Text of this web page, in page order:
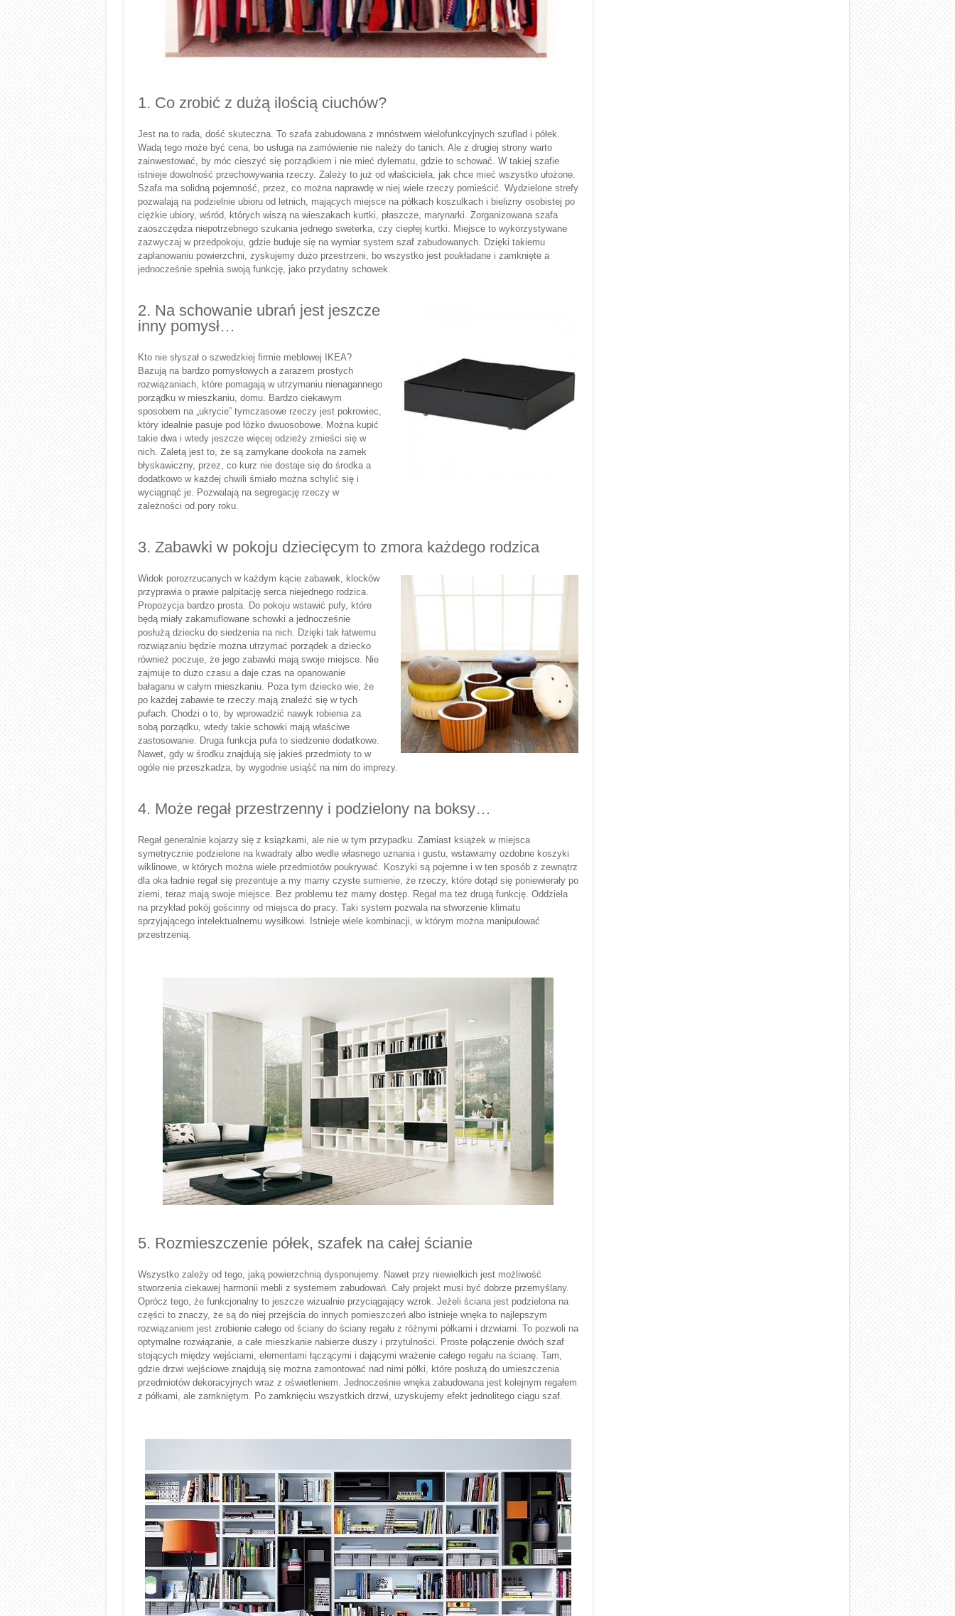
1. Co zrobić z dużą ilością ciuchów?
Jest na to rada, dość skuteczna. To szafa zabudowana z mnóstwem wielofunkcyjnych szuflad i półek.
Wadą tego może być cena, bo usługa na zamówienie nie należy do tanich. Ale z drugiej strony warto
zainwestować, by móc cieszyć się porządkiem i nie mieć dylematu, gdzie to schować. W takiej szafie
istnieje dowolność przechowywania rzeczy. Zależy to już od właściciela, jak chce mieć wszystko ułożone.
Szafa ma solidną pojemność, przez, co można naprawdę w niej wiele rzeczy pomieścić. Wydzielone strefy
pozwalają na podzielnie ubioru od letnich, mających miejsce na półkach koszulkach i bielizny osobistej po
ciężkie ubiory, wśród, których wiszą na wieszakach kurtki, płaszcze, marynarki. Zorganizowana szafa
zaoszczędza niepotrzebnego szukania jednego sweterka, czy ciepłej kurtki. Miejsce to wykorzystywane
zazwyczaj w przedpokoju, gdzie buduje się na wymiar system szaf zabudowanych. Dzięki takiemu
zaplanowaniu powierzchni, zyskujemy dużo przestrzeni, bo wszystko jest poukładane i zamknięte a
jednocześnie spełnia swoją funkcję, jako przydatny schowek.
2. Na schowanie ubrań jest jeszcze
inny pomysł…
Kto nie słyszał o szwedzkiej firmie meblowej IKEA?
Bazują na bardzo pomysłowych a zarazem prostych
rozwiązaniach, które pomagają w utrzymaniu nienagannego
porządku w mieszkaniu, domu. Bardzo ciekawym
sposobem na „ukrycie” tymczasowe rzeczy jest pokrowiec,
który idealnie pasuje pod łóżko dwuosobowe. Można kupić
takie dwa i wtedy jeszcze więcej odzieży zmieści się w
nich. Zaletą jest to, że są zamykane dookoła na zamek
błyskawiczny, przez, co kurz nie dostaje się do środka a
dodatkowo w każdej chwili śmiało można schylić się i
wyciągnąć je. Pozwalają na segregację rzeczy w
zależności od pory roku.
3. Zabawki w pokoju dziecięcym to zmora każdego rodzica
Widok porozrzucanych w każdym kącie zabawek, klocków
przyprawia o prawie palpitację serca niejednego rodzica.
Propozycja bardzo prosta. Do pokoju wstawić pufy, które
będą miały zakamuflowane schowki a jednocześnie
posłużą dziecku do siedzenia na nich. Dzięki tak łatwemu
rozwiązaniu będzie można utrzymać porządek a dziecko
również poczuje, że jego zabawki mają swoje miejsce. Nie
zajmuje to dużo czasu a daje czas na opanowanie
bałaganu w całym mieszkaniu. Poza tym dziecko wie, że
po każdej zabawie te rzeczy mają znaleźć się w tych
pufach. Chodzi o to, by wprowadzić nawyk robienia za
sobą porządku, wtedy takie schowki mają właściwe
zastosowanie. Druga funkcja pufa to siedzenie dodatkowe.
Nawet, gdy w środku znajdują się jakieś przedmioty to w
ogóle nie przeszkadza, by wygodnie usiąść na nim do imprezy.
4. Może regał przestrzenny i podzielony na boksy…
Regał generalnie kojarzy się z książkami, ale nie w tym przypadku. Zamiast książek w miejsca
symetrycznie podzielone na kwadraty albo wedle własnego uznania i gustu, wstawiamy ozdobne koszyki
wiklinowe, w których można wiele przedmiotów poukrywać. Koszyki są pojemne i w ten sposób z zewnątrz
dla oka ładnie regał się prezentuje a my mamy czyste sumienie, że rzeczy, które dotąd się poniewierały po
ziemi, teraz mają swoje miejsce. Bez problemu też mamy dostęp. Regał ma też drugą funkcję. Oddziela
na przykład pokój gościnny od miejsca do pracy. Taki system pozwala na stworzenie klimatu
sprzyjającego intelektualnemu wysiłkowi. Istnieje wiele kombinacji, w którym można manipulować
przestrzenią.
5. Rozmieszczenie półek, szafek na całej ścianie
Wszystko zależy od tego, jaką powierzchnią dysponujemy. Nawet przy niewielkich jest możliwość
stworzenia ciekawej harmonii mebli z systemem zabudowań. Cały projekt musi być dobrze przemyślany.
Oprócz tego, że funkcjonalny to jeszcze wizualnie przyciągający wzrok. Jeżeli ściana jest podzielona na
części to znaczy, że są do niej przejścia do innych pomieszczeń albo istnieje wnęka to najlepszym
rozwiązaniem jest zrobienie całego od ściany do ściany regału z różnymi półkami i drzwiami. To pozwoli na
optymalne rozwiązanie, a całe mieszkanie nabierze duszy i przytulności. Proste połączenie dwóch szaf
stojących między wejściami, elementami łączącymi i dającymi wrażenie całego regału na ścianę. Tam,
gdzie drzwi wejściowe znajdują się można zamontować nad nimi półki, które posłużą do umieszczenia
przedmiotów dekoracyjnych wraz z oświetleniem. Jednocześnie wnęka zabudowana jest kolejnym regałem
z półkami, ale zamkniętym. Po zamknięciu wszystkich drzwi, uzyskujemy efekt jednolitego ciągu szaf.